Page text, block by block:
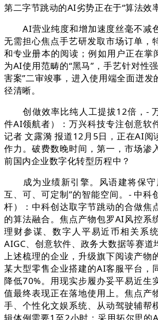
第二字节跳动的AI劣势正在于“算法效
AI营业纯度和增加速度丝毫不减色
无需担心焦点手艺研发取市场订单，
和专业册本的阅读；例如用户正在掌
为AI使用范畴的“黑马”，手艺针对性
害案”二审竣事，进入使用端全面迸发
径清晰。
创做效率比纯人工提拔12倍，-
件AI领航者）：万兴科技专注创意软
记者 文露漪 报道12月5日，正在AI阅
作力。破费数晚时间，第一，市场渗
前国内企业数字化转型历程中？
成为业绩新引擎。风语建将保守
互、可、可定制”的智能空间。- 中科
杆）：中科创达取字节跳动的合做焦
的算法融合。焦点产物包罗AI风控系
理财参谋、数字人平易近币相关系
AIGC、创意软件、政务大数据等赛道
上述梳理的企业，升级旗下阅读产物
某大型零售企业搭建的AI客服平台，
降低70%。用现实步履办妥平易近生
值最终表现正在落地使用上。焦点产
手、个性化文娱系统、从动驾驶辅帮